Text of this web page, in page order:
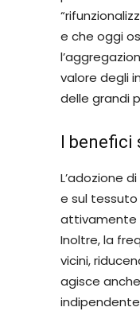
e che oggi
valore degli
delle grandi
I benefici
L’adozione
e sul
attivamente
Inoltre, la
vicini,
agisce